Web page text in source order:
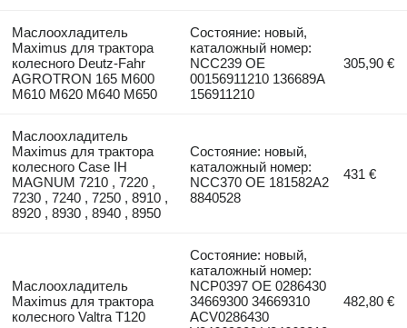
Маслоохладитель
Maximus для трактора
колесного Deutz-Fahr
AGROTRON 165 M600
M610 M620 M640 M650
Состояние: новый,
каталожный номер:
NCC239 OE
00156911210 136689A
156911210
305,90 €
Маслоохладитель
Maximus для трактора
колесного Case IH
MAGNUM 7210 , 7220 ,
7230 , 7240 , 7250 , 8910 ,
8920 , 8930 , 8940 , 8950
Состояние: новый,
каталожный номер:
NCC370 OE 181582A2
8840528
431 €
Маслоохладитель
Maximus для трактора
колесного Valtra T120
Состояние: новый,
каталожный номер:
NCP0397 OE 0286430
34669300 34669310
ACV0286430
482,80 €